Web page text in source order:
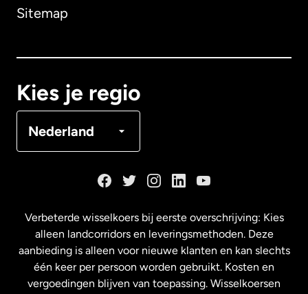
Sitemap
Kies je regio
Nederland
Maleisië
Nederland
Verbeterde wisselkoers bij eerste overschrijving: Kies
alleen landcorridors en leveringsmethoden. Deze
aanbieding is alleen voor nieuwe klanten en kan slechts
één keer per persoon worden gebruikt. Kosten en
vergoedingen blijven van toepassing. Wisselkoersen